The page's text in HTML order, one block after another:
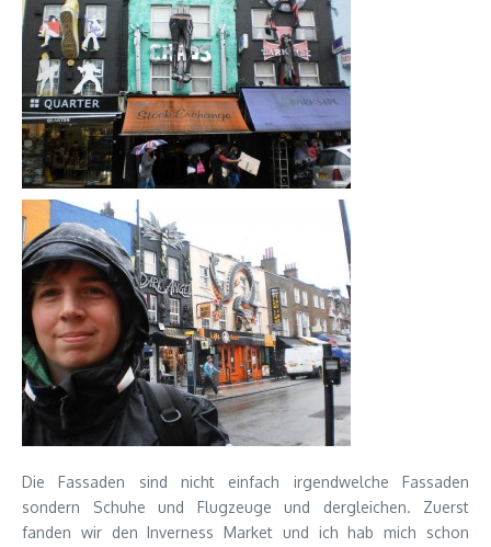
Die Fassaden sind nicht einfach irgendwelche Fassaden
sondern Schuhe und Flugzeuge und dergleichen. Zuerst
fanden wir den Inverness Market und ich hab mich schon